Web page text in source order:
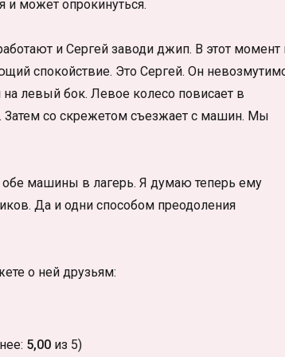
и может опрокинуться.
и Сергей заводи джип. В этот момент
спокойствие. Это Сергей. Он
левый бок. Левое колесо повисает в
Затем со скрежетом съезжает с машин. Мы
обе машины в лагерь. Я думаю теперь ему
Да и одни способом преодоления
о ней друзьям:
5,00 из 5)